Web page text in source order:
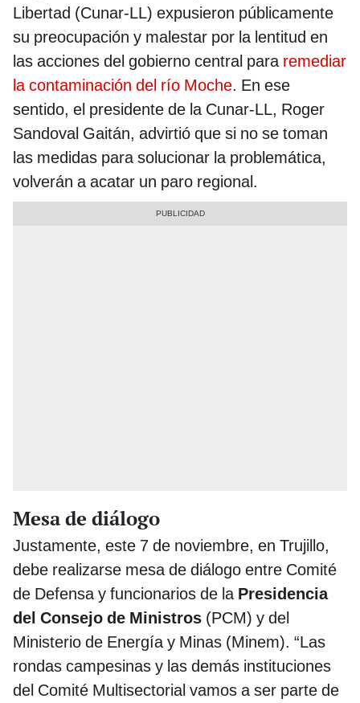
Libertad (Cunar-LL) expusieron públicamente
su preocupación y malestar por la lentitud en
las acciones del gobierno central para remediar
la contaminación del río Moche. En ese
sentido, el presidente de la Cunar-LL, Roger
Sandoval Gaitán, advirtió que si no se toman
las medidas para solucionar la problemática,
volverán a acatar un paro regional.
Mesa de diálogo
Justamente, este 7 de noviembre, en Trujillo,
debe realizarse mesa de diálogo entre Comité
de Defensa y funcionarios de la Presidencia
del Consejo de Ministros (PCM) y del
Ministerio de Energía y Minas (Minem). “Las
rondas campesinas y las demás instituciones
del Comité Multisectorial vamos a ser parte de